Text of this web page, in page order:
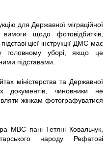
для Державної міграційної
щодо фотовідбитків,
цієї інструкції ДМС має
головному уборі, якщо це
підставами.
міністерства та Державної
документів, чиновники не
жінкам фотографуватися
МВС пані Тетяні Ковальчук,
народу Рефатові